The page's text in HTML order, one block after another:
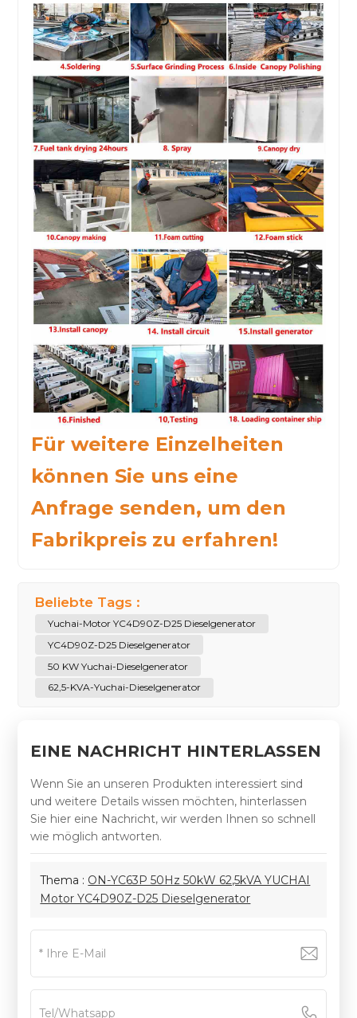
Für weitere Einzelheiten
können Sie uns eine
Anfrage senden, um den
Fabrikpreis zu erfahren!
Beliebte Tags :
Yuchai-Motor YC4D90Z-D25 Dieselgenerator
YC4D90Z-D25 Dieselgenerator
50 KW Yuchai-Dieselgenerator
62,5-KVA-Yuchai-Dieselgenerator
EINE NACHRICHT HINTERLASSEN
Wenn Sie an unseren Produkten interessiert sind
und weitere Details wissen möchten, hinterlassen
Sie hier eine Nachricht, wir werden Ihnen so schnell
wie möglich antworten.
Thema : ON-YC63P 50Hz 50kW 62,5kVA YUCHAI
Motor YC4D90Z-D25 Dieselgenerator